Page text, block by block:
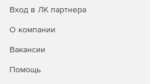
цветовую прозрачность,
нумерацию страниц, фоновые
вращение графиков и др.
Возможность разработки
Вход в ЛК партнера
О компании
Вакансии
Помощь